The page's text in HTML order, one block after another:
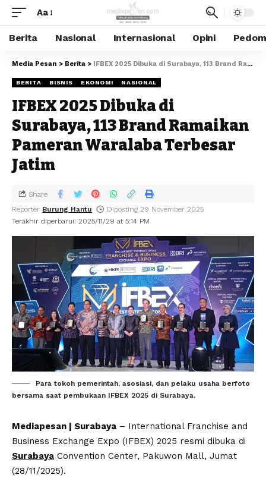
Aa
Berita Nasional Internasional Opini
Media Pesan > Berita > IFBEX 2025 Dibuka di Surabaya, 113 Brand Ramaikan Pameran Waralaba Terbesar Jatim
BERITA BISNIS EKONOMI NASIONAL
IFBEX 2025 Dibuka di
Surabaya, 113 Brand Ramaikan
Pameran Waralaba Terbesar
Jatim
Terakhir diperbarui: 2025/11/29 at 5:14 PM
Reporter Burung Hantu Diposting 29 November 2025
Share
Para tokoh pemerintah, asosiasi, dan pelaku usaha berfoto
bersama saat pembukaan IFBEX 2025 di Surabaya.
Mediapesan | Surabaya – International Franchise and
Business Exchange Expo (IFBEX) 2025 resmi dibuka di
Surabaya Convention Center, Pakuwon Mall, Jumat
(28/11/2025).